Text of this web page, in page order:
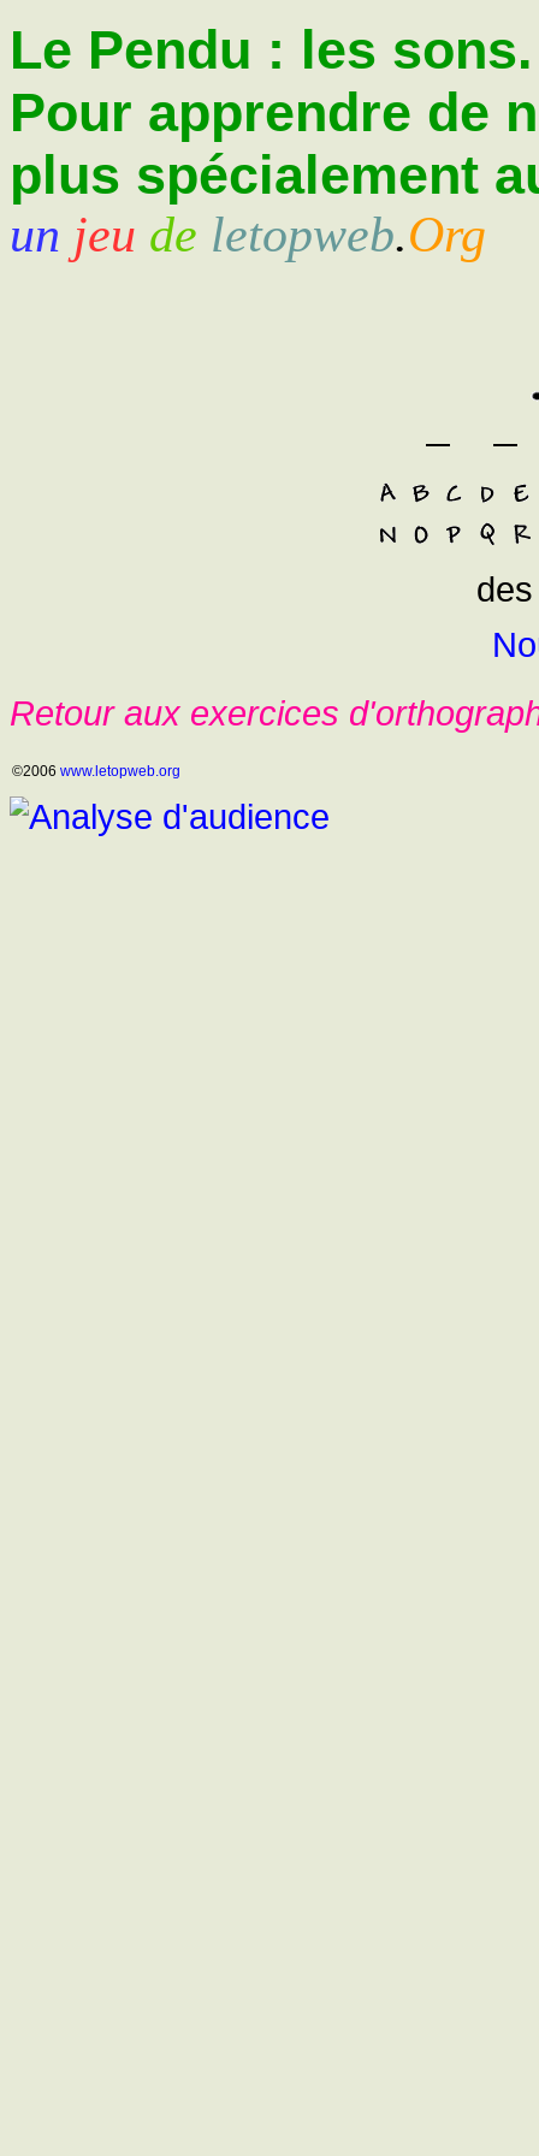
Le Pendu : les sons.
Pour apprendre de
plus spécialement
un jeu de letopweb.Org
Retour aux exercices
©2006 www.letopweb.org